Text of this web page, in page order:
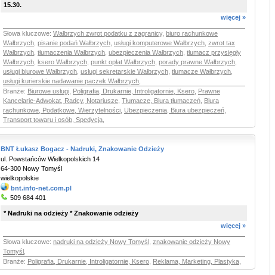
15.30.
więcej »
Słowa kluczowe: Wałbrzych zwrot podatku z zagranicy, biuro rachunkowe
Wałbrzych pisanie podań Wałbrzych usługi komputerowe Wałbrzych zwrot tax
Wałbrzych tłumaczenia Wałbrzych ubezpieczenia Wałbrzych tłumacz przysięgły
Wałbrzych ksero Wałbrzych punkt opłat Wałbrzych porady prawne Wałbrzych
usługi biurowe Wałbrzych usługi sekretarskie Wałbrzych tłumacze Wałbrzych
usługi kurierskie nadawanie paczek Wałbrzych
Branże: Biurowe usługi Poligrafia, Drukarnie, Introligatornie, Ksero Prawne
Kancelarie-Adwokat, Radcy, Notariusze Tłumacze, Biura tłumaczeń Biura
rachunkowe, Podatkowe, Wierzytelności Ubezpieczenia, Biura ubezpieczeń
Transport towaru i osób, Spedycja
BNT Łukasz Bogacz - Nadruki, Znakowanie Odzieży
ul. Powstańców Wielkopolskich 14
64-300 Nowy Tomyśl
wielkopolskie
bnt.info-net.com.pl
509 684 401
* Nadruki na odzieży * Znakowanie odzieży
więcej »
Słowa kluczowe: nadruki na odzieży Nowy Tomyśl znakowanie odzieży Nowy
Tomyśl
Branże: Poligrafia, Drukarnie, Introligatornie, Ksero Reklama, Marketing, Plastyka